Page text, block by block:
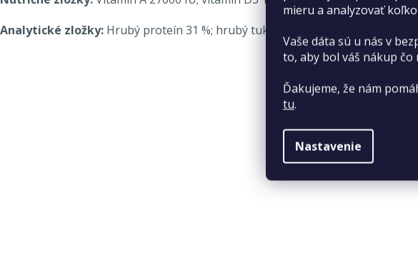
mieru a analyzovať
Vaše dáta sú u nás v
to, aby bol váš nákup čo
Ďakujeme, že nám
tu.
Nastavenie
Analytické zložky: Hrubý proteín 31 %; hrubý tuk 19 %; hrubá vláknina 2,6 %;